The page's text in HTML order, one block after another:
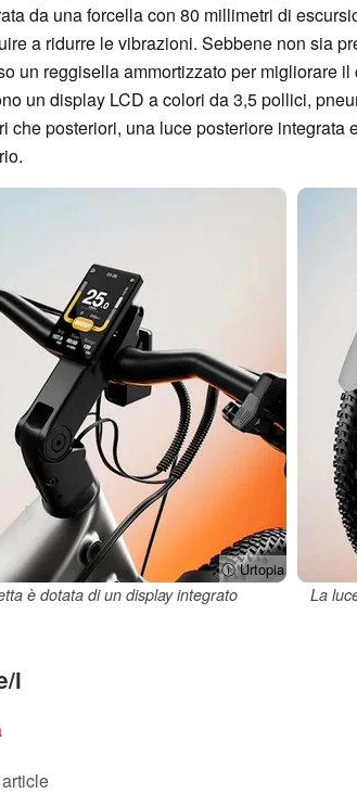
da una forcella con 80 millimetri di
a ridurre le vibrazioni. Sebbene non sia
un reggisella ammortizzato per migliorare
un display LCD a colori da 3,5 pollici,
che posteriori, una luce posteriore integrata
ⓘ Urtopia
è dotata di un display integrato La
i